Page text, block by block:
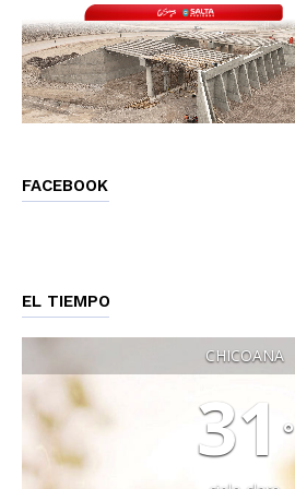
FACEBOOK
EL TIEMPO
CHICOANA
31 °